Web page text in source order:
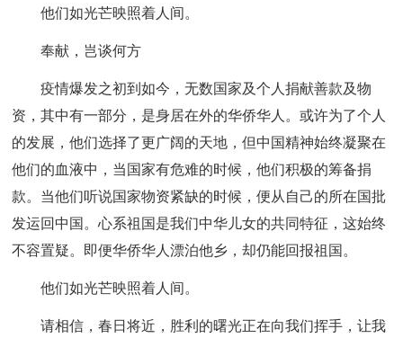
他们如光芒映照着人间。
奉献，岂谈何方
疫情爆发之初到如今，无数国家及个人捐献善款及物
资，其中有一部分，是身居在外的华侨华人。或许为了个人
的发展，他们选择了更广阔的天地，但中国精神始终凝聚在
他们的血液中，当国家有危难的时候，他们积极的筹备捐
款。当他们听说国家物资紧缺的时候，便从自己的所在国批
发运回中国。心系祖国是我们中华儿女的共同特征，这始终
不容置疑。即便华侨华人漂泊他乡，却仍能回报祖国。
他们如光芒映照着人间。
请相信，春日将近，胜利的曙光正在向我们挥手，让我